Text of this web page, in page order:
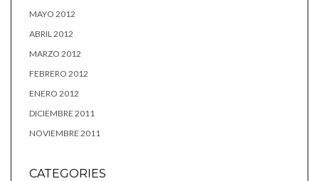
MAYO 2012
ABRIL 2012
MARZO 2012
FEBRERO 2012
ENERO 2012
DICIEMBRE 2011
NOVIEMBRE 2011
CATEGORIES